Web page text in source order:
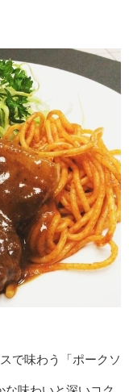
で味わう「ポークソ